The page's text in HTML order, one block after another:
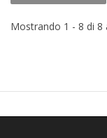
Mostrando 1 - 8 di 8